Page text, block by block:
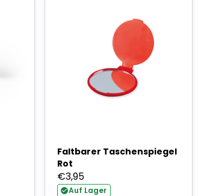
Faltbarer Taschenspiegel
Rot
€3,95
Auf Lager